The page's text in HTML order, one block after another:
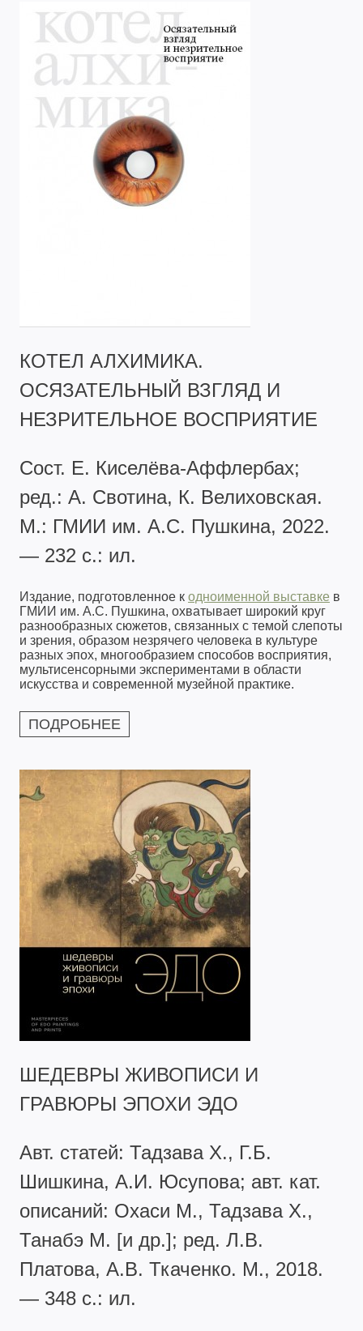
КОТЕЛ АЛХИМИКА.
ОСЯЗАТЕЛЬНЫЙ ВЗГЛЯД И
НЕЗРИТЕЛЬНОЕ ВОСПРИЯТИЕ
Сост. Е. Киселёва-Аффлербах;
ред.: А. Свотина, К. Велиховская.
М.: ГМИИ им. А.С. Пушкина, 2022.
— 232 с.: ил.
Издание, подготовленное к одноименной выставке в
ГМИИ им. А.С. Пушкина, охватывает широкий круг
разнообразных сюжетов, связанных с темой слепоты
и зрения, образом незрячего человека в культуре
разных эпох, многообразием способов восприятия,
мультисенсорными экспериментами в области
искусства и современной музейной практике.
ПОДРОБНЕЕ
ШЕДЕВРЫ ЖИВОПИСИ И
ГРАВЮРЫ ЭПОХИ ЭДО
Авт. статей: Тадзава Х., Г.Б.
Шишкина, А.И. Юсупова; авт. кат.
описаний: Охаси М., Тадзава Х.,
Танабэ М. [и др.]; ред. Л.В.
Платова, А.В. Ткаченко. М., 2018.
— 348 с.: ил.